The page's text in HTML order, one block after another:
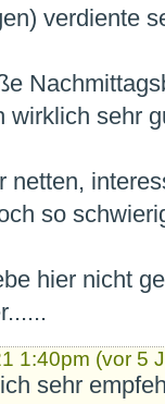
verdiente
wirklich sehr
netten,
so
hier nicht
1:40pm (vor 5
sehr